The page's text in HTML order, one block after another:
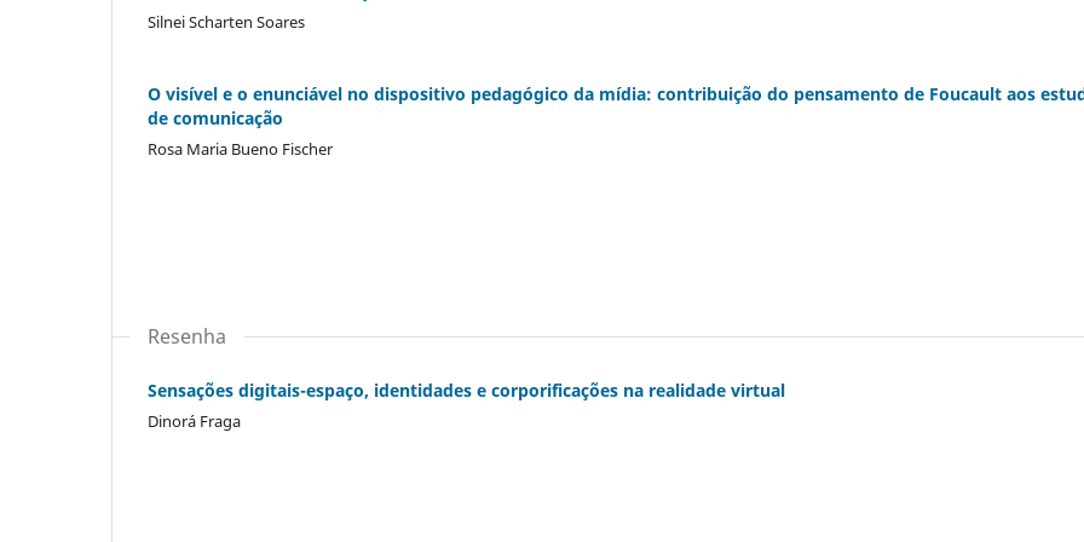
Silnei Scharten Soares
O visível e o enunciável no dispositivo pedagógico da mídia: contribuição do pensamento de Foucault aos
de comunicação
Rosa Maria Bueno Fischer
Resenha
Sensações digitais-espaço, identidades e corporificações na realidade virtual
Dinorá Fraga